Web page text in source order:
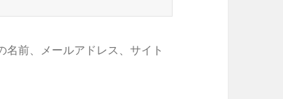
前、メールアドレス、サイト